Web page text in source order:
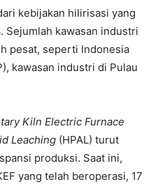
kebijakan hilirisasi yang
Sejumlah kawasan industri
pesat, seperti Indonesia
kawasan industri di Pulau
Kiln Electric Furnace
Leaching (HPAL) turut
produksi. Saat ini,
yang telah beroperasi, 17